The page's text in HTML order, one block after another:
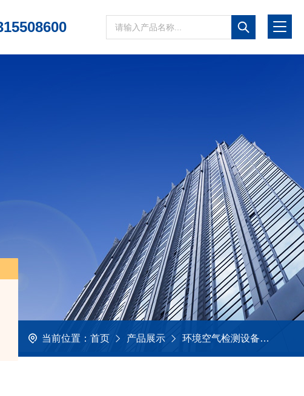
当前位置： 首页 产品展示 环境空气检测设备